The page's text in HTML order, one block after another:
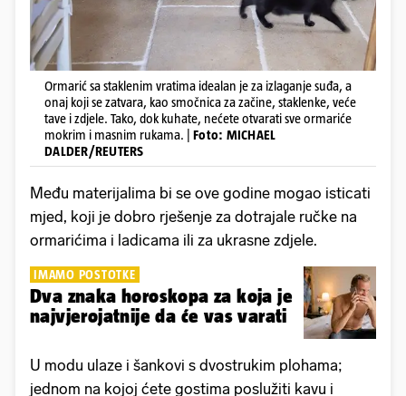
Ormarić sa staklenim vratima idealan je za izlaganje suđa, a
onaj koji se zatvara, kao smočnica za začine, staklenke, veće
tave i zdjele. Tako, dok kuhate, nećete otvarati sve ormariće
mokrim i masnim rukama. | Foto: MICHAEL
DALDER/REUTERS
Među materijalima bi se ove godine mogao isticati
mjed, koji je dobro rješenje za dotrajale ručke na
ormarićima i ladicama ili za ukrasne zdjele.
IMAMO POSTOTKE
Dva znaka horoskopa za koja je
najvjerojatnije da će vas varati
U modu ulaze i šankovi s dvostrukim plohama;
jednom na kojoj ćete gostima poslužiti kavu i